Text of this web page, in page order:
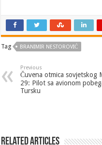
Tag BRANIMIR NESTOROVIĆ
Previous
Čuvena otmica sovjetskog
29: Pilot sa avionom
Tursku
Related Articles